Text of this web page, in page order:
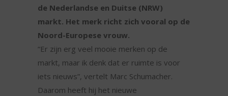
de Nederlandse en Duitse (NRW)
markt. Het merk richt zich vooral op de
Noord-Europese vrouw.
“Er zijn erg veel mooie merken op de
markt, maar ik denk dat er ruimte is voor
iets nieuws”, vertelt Marc Schumacher.
Daarom heeft hij het nieuwe